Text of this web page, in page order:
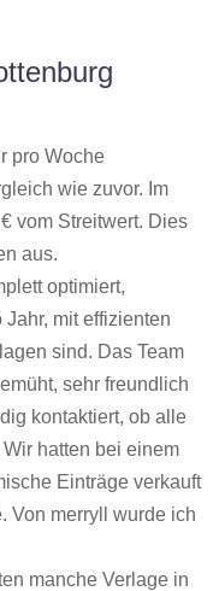
pro Woche
wie zuvor. Im
vom Streitwert. Dies
aus.
optimiert,
mit effizienten
sind. Das Team
sehr freundlich
kontaktiert, ob alle
hatten bei einem
Einträge verkauft
Von merryll wurde ich
manche Verlage in